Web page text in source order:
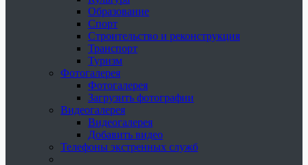
Образование
Спорт
Строительство и реконструкция
Транспорт
Туризм
Фотогалерея
Фотогалерея
Загрузить фотографии
Видеогалерея
Видеогалерея
Добавить видео
Телефоны экстренных служб